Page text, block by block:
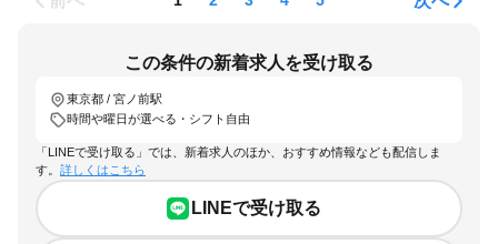
この条件の新着求人を受け取る
東京都 / 宮ノ前駅
時間や曜日が選べる・シフト自由
「LINEで受け取る」では、新着求人のほか、おすすめ情報なども配信しま
す。 詳しくはこちら
LINEで受け取る